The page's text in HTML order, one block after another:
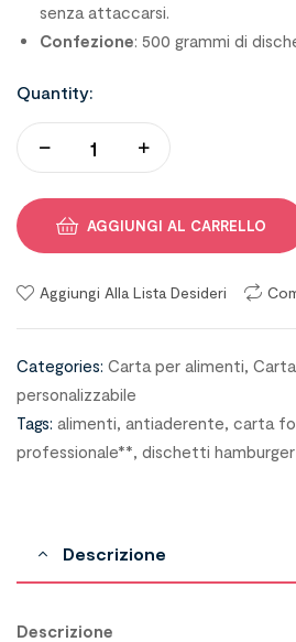
senza attaccarsi.
Confezione: 500 grammi di
Quantity:
AGGIUNGI AL CARRELLO
Aggiungi Alla Lista Desideri
Categories: Carta per alimenti,
personalizzabile
Tags: alimenti, antiaderente, carta
professionale**, dischetti hamburger
Descrizione
Descrizione